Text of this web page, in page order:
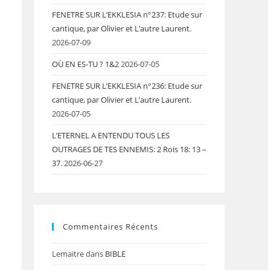
FENETRE SUR L’EKKLESIA n°237: Etude sur
cantique, par Olivier et L’autre Laurent.
2026-07-09
OÙ EN ES-TU ? 1&22026-07-05
FENETRE SUR L’EKKLESIA n°236: Etude sur
cantique, par Olivier et L’autre Laurent.
2026-07-05
L’ETERNEL A ENTENDU TOUS LES
OUTRAGES DE TES ENNEMIS: 2 Rois 18: 13 –
37.2026-06-27
Commentaires Récents
Lemaitredans BIBLE